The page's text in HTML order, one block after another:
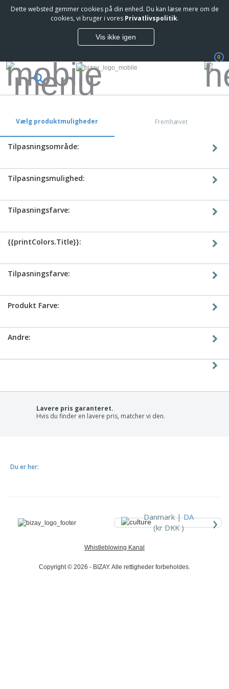
Dette websted gemmer cookies på din enhed. Du kan læse mere om de
cookies, vi bruger i vores Privatlivspolitik.
Vis ikke igen
0
Vælg produktmuligheder Fremhævet
Tilpasningsområde:
Tilpasningsmulighed:
Tilpasningsfarve:
{{printColors.Title}}:
Tilpasningsfarve:
Produkt Farve:
Andre:
Lavere pris garanteret.
Hvis du finder en lavere pris, matcher vi den.
Du er her:
Danmark |DA
(kr DKK )
›
Whistleblowing Kanal
Copyright © 2026 - BIZAY. Alle rettigheder forbeholdes.